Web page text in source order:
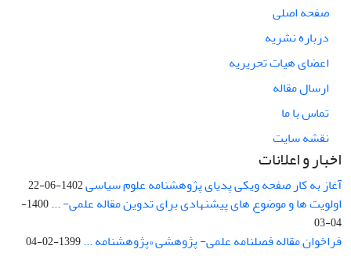
صفحه اصلی
درباره نشریه
اعضای هیات تحریریه
ارسال مقاله
تماس با ما
نقشه سایت
اخبار و اعلانات
آغاز به کار صفحه ویکی پدیای پژوهشنامه علوم سیاسی1402-06-22
اولویت ها و موضوع های پیشنهادی برای تدوین مقاله علمی- ...
1400-
04-03
فراخوان مقاله فصلنامه علمی- پژوهشی «پژوهشنامه ...1399-02-04